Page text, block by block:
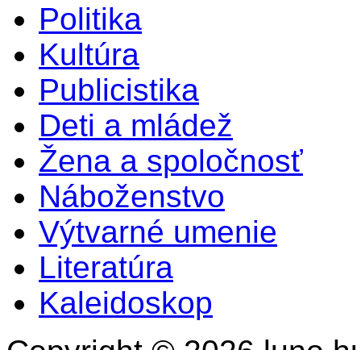
Politika
Kultúra
Publicistika
Deti a mládež
Žena a spoločnosť
Náboženstvo
Výtvarné umenie
Literatúra
Kaleidoskop